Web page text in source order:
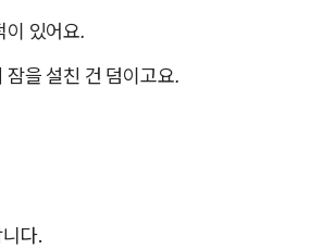
이 있어요.
잠을 설친 건 덤이고요.
다.